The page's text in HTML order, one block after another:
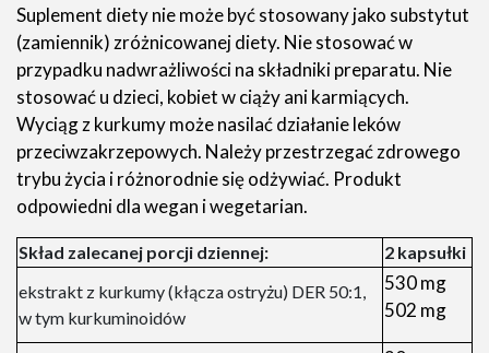
Suplement diety nie może być stosowany jako substytut
(zamiennik) zróżnicowanej diety. Nie stosować w
przypadku nadwrażliwości na składniki preparatu. Nie
stosować u dzieci, kobiet w ciąży ani karmiących.
Wyciąg z kurkumy może nasilać działanie leków
przeciwzakrzepowych. Należy przestrzegać zdrowego
trybu życia i różnorodnie się odżywiać. Produkt
odpowiedni dla wegan i wegetarian.
Skład zalecanej porcji dziennej:
2 kapsułki
ekstrakt z kurkumy (kłącza ostryżu) DER 50:1,
w tym kurkuminoidów
530 mg
502 mg